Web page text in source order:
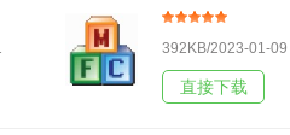
392KB/2023-01-09
直接下载